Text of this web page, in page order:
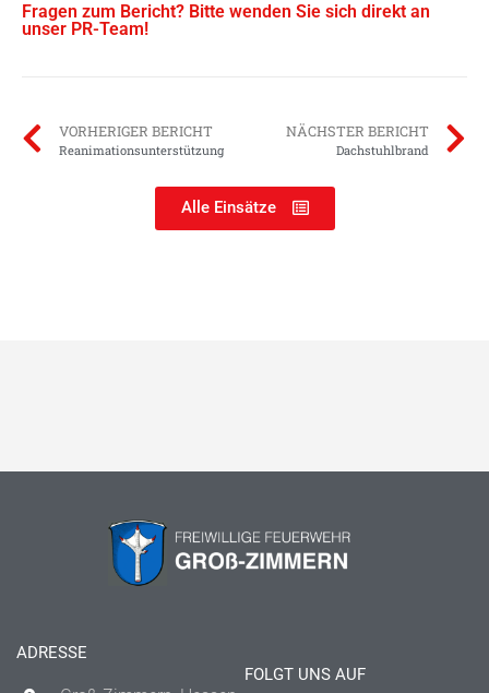
Fragen zum Bericht? Bitte wenden Sie sich direkt an
unser PR-Team!
VORHERIGER BERICHT
Reanimationsunterstützung
NÄCHSTER BERICHT
Dachstuhlbrand
Alle Einsätze
ADRESSE
FOLGT UNS AUF